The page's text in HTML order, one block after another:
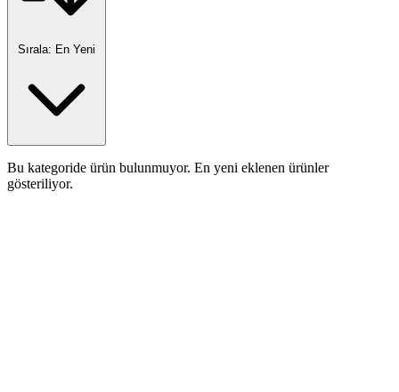
Sırala: En Yeni
Bu kategoride ürün bulunmuyor. En yeni eklenen ürünler
gösteriliyor.